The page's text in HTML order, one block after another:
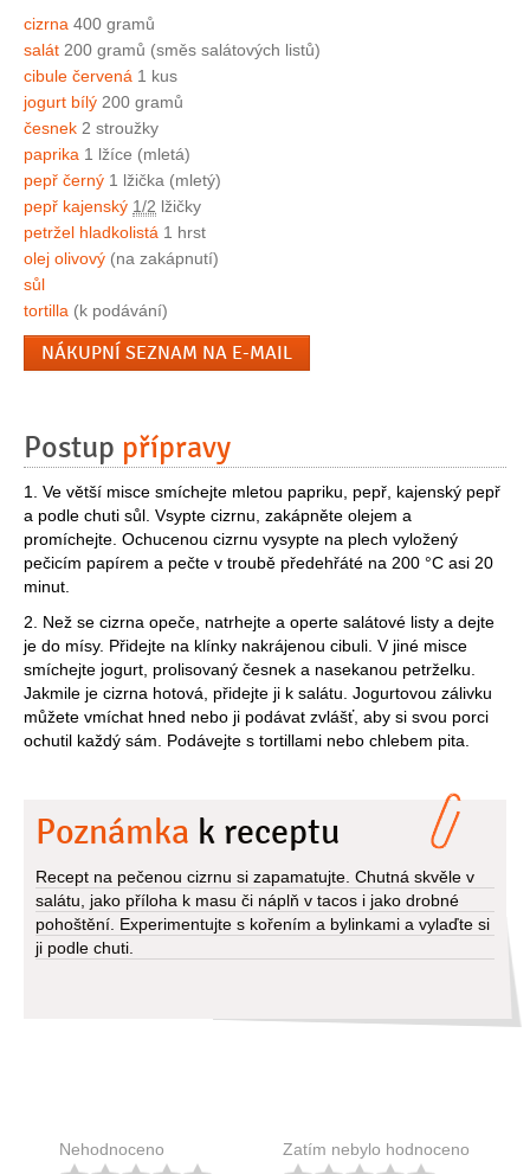
cizrna 400 gramů
salát 200 gramů (směs salátových listů)
cibule červená 1 kus
jogurt bílý 200 gramů
česnek 2 stroužky
paprika 1 lžíce (mletá)
pepř černý 1 lžička (mletý)
pepř kajenský 1/2 lžičky
petržel hladkolistá 1 hrst
olej olivový (na zakápnutí)
sůl
tortilla (k podávání)
NÁKUPNÍ SEZNAM NA E-MAIL
Postup přípravy
1. Ve větší misce smíchejte mletou papriku, pepř, kajenský pepř
a podle chuti sůl. Vsypte cizrnu, zakápněte olejem a
promíchejte. Ochucenou cizrnu vysypte na plech vyložený
pečicím papírem a pečte v troubě předehřáté na 200 °C asi 20
minut.
2. Než se cizrna opeče, natrhejte a operte salátové listy a dejte
je do mísy. Přidejte na klínky nakrájenou cibuli. V jiné misce
smíchejte jogurt, prolisovaný česnek a nasekanou petrželku.
Jakmile je cizrna hotová, přidejte ji k salátu. Jogurtovou zálivku
můžete vmíchat hned nebo ji podávat zvlášť, aby si svou porci
ochutil každý sám. Podávejte s tortillami nebo chlebem pita.
Poznámka k receptu
Recept na pečenou cizrnu si zapamatujte. Chutná skvěle v
salátu, jako příloha k masu či náplň v tacos i jako drobné
pohoštění. Experimentujte s kořením a bylinkami a vylaďte si
ji podle chuti.
Nehodnoceno Zatím nebylo hodnoceno